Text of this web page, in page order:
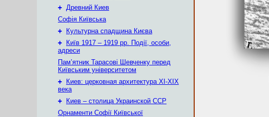
+ Древний Киев
Софія Київська
+
Культурна спадщина Києва
+
Київ 1917 – 1919 рр. Події, особи,
адреси
Пам’ятник Тарасові Шевченку перед
Київським університетом
+
Киев: церковная архитектура XI-XIX
века
+
Киев – столица Украинской ССР
Орнаменти Софії Київської